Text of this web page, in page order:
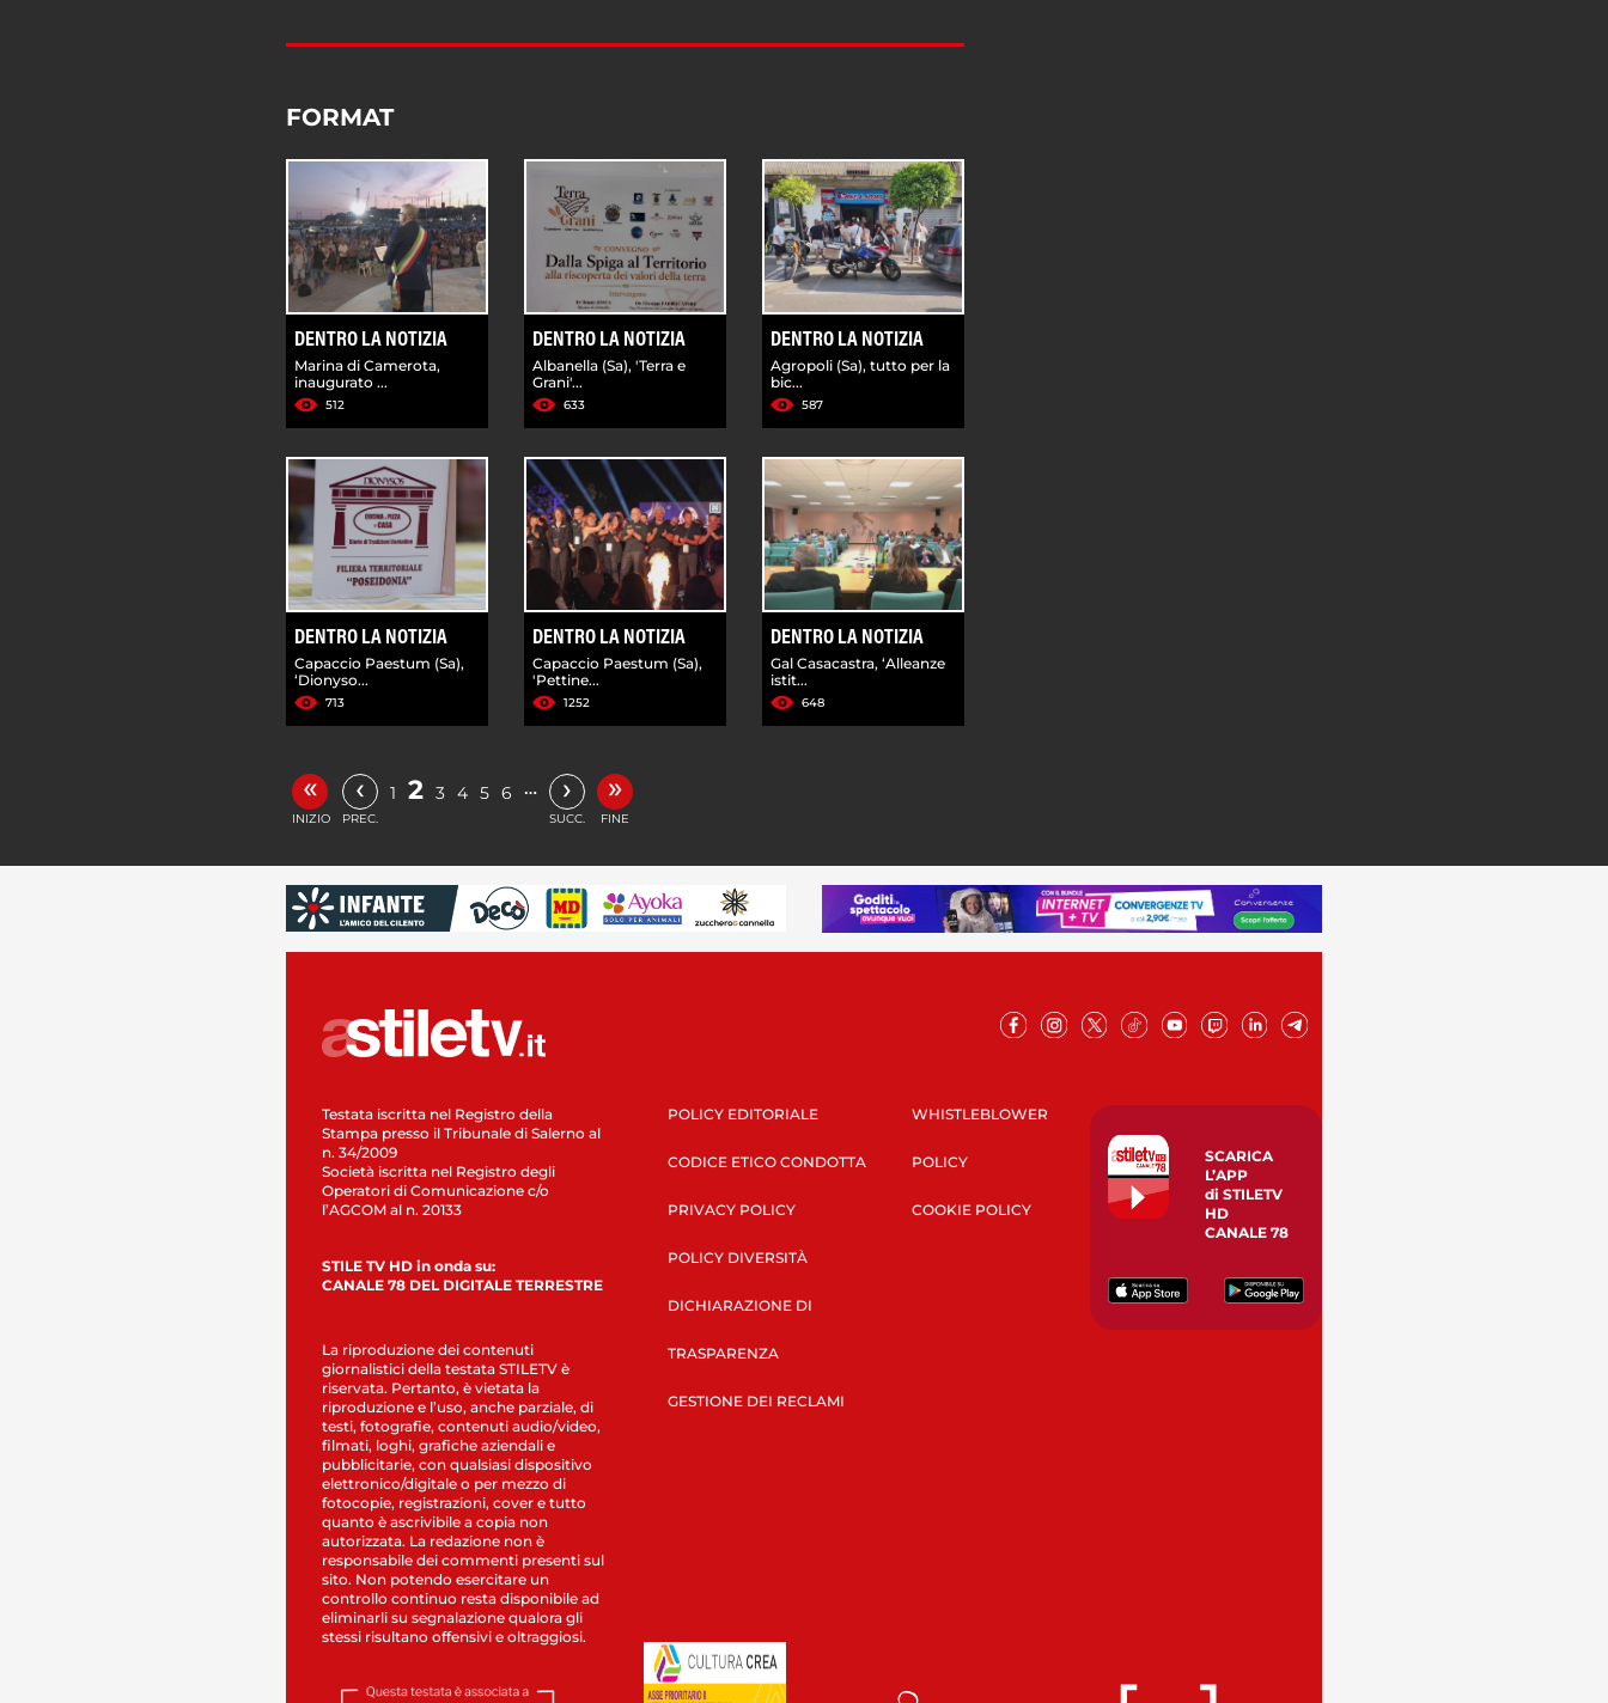
FORMAT
DENTRO LA NOTIZIA
Marina di Camerota,
inaugurato ...
512
DENTRO LA NOTIZIA
Albanella (Sa), 'Terra e
Grani'...
633
DENTRO LA NOTIZIA
Agropoli (Sa), tutto per la
bic...
587
DENTRO LA NOTIZIA
Capaccio Paestum (Sa),
‘Dionyso...
713
DENTRO LA NOTIZIA
Capaccio Paestum (Sa),
'Pettine...
1252
DENTRO LA NOTIZIA
Gal Casacastra, ‘Alleanze
istit...
648
«
INIZIO
‹
PREC.
1 2 3 4 5 6 … ›
SUCC.
»
FINE
Testata iscritta nel Registro della
Stampa presso il Tribunale di Salerno al
n. 34/2009
Società iscritta nel Registro degli
Operatori di Comunicazione c/o
l’AGCOM al n. 20133
STILE TV HD in onda su:
CANALE 78 DEL DIGITALE TERRESTRE
La riproduzione dei contenuti
giornalistici della testata STILETV è
riservata. Pertanto, è vietata la
riproduzione e l’uso, anche parziale, di
testi, fotografie, contenuti audio/video,
filmati, loghi, grafiche aziendali e
pubblicitarie, con qualsiasi dispositivo
elettronico/digitale o per mezzo di
fotocopie, registrazioni, cover e tutto
quanto è ascrivibile a copia non
autorizzata. La redazione non è
responsabile dei commenti presenti sul
sito. Non potendo esercitare un
controllo continuo resta disponibile ad
eliminarli su segnalazione qualora gli
stessi risultano offensivi e oltraggiosi.
POLICY EDITORIALE
CODICE ETICO CONDOTTA
PRIVACY POLICY
POLICY DIVERSITÀ
DICHIARAZIONE DI
TRASPARENZA
GESTIONE DEI RECLAMI
WHISTLEBLOWER
POLICY
COOKIE POLICY
SCARICA
L’APP
di STILETV
HD
CANALE 78